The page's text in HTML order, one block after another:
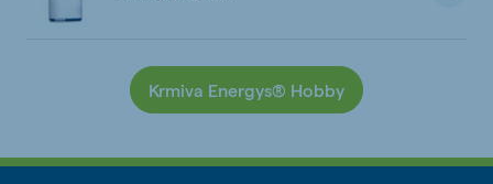
Krmiva Energys® Hobby